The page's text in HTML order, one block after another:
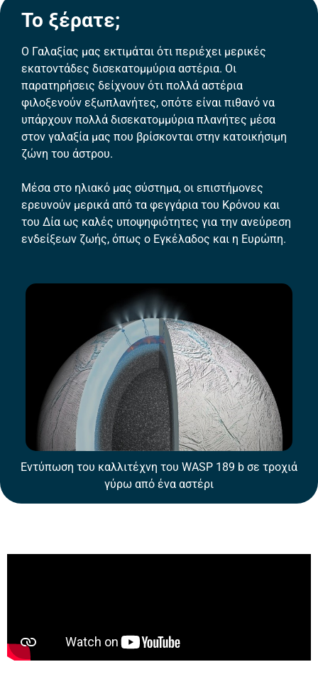
Το ξέρατε;
Ο Γαλαξίας μας εκτιμάται ότι περιέχει μερικές
εκατοντάδες δισεκατομμύρια αστέρια. Οι
παρατηρήσεις δείχνουν ότι πολλά αστέρια
φιλοξενούν εξωπλανήτες, οπότε είναι πιθανό να
υπάρχουν πολλά δισεκατομμύρια πλανήτες μέσα
στον γαλαξία μας που βρίσκονται στην κατοικήσιμη
ζώνη του άστρου.
Μέσα στο ηλιακό μας σύστημα, οι επιστήμονες
ερευνούν μερικά από τα φεγγάρια του Κρόνου και
του Δία ως καλές υποψηφιότητες για την ανεύρεση
ενδείξεων ζωής, όπως ο Εγκέλαδος και η Ευρώπη.
Εντύπωση του καλλιτέχνη του WASP 189 b σε τροχιά
γύρω από ένα αστέρι